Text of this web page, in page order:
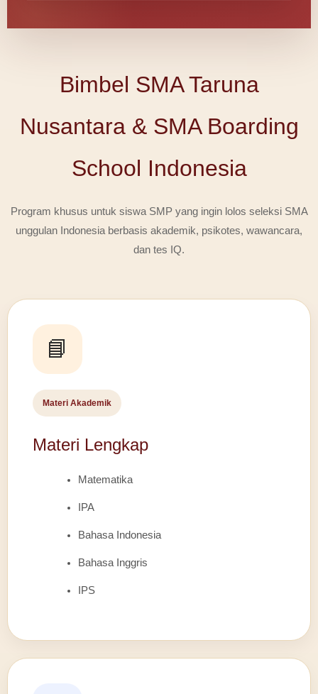
Bimbel SMA Taruna
Nusantara & SMA Boarding
School Indonesia
Program khusus untuk siswa SMP yang ingin lolos seleksi SMA
unggulan Indonesia berbasis akademik, psikotes, wawancara,
dan tes IQ.
📘
Materi Akademik
Materi Lengkap
Matematika
IPA
Bahasa Indonesia
Bahasa Inggris
IPS